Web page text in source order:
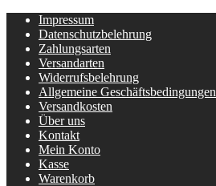
Impressum
Datenschutzbelehrung
Zahlungsarten
Versandarten
Widerrufsbelehrung
Allgemeine Geschäftsbedingungen
Versandkosten
Über uns
Kontakt
Mein Konto
Kasse
Warenkorb